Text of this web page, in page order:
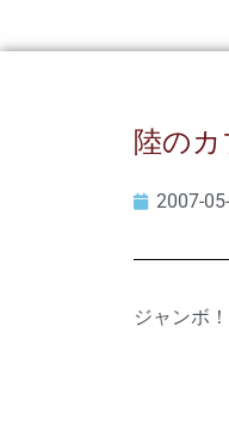
陸の
2007-
ジャンボ